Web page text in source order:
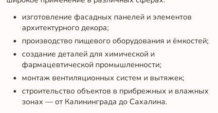
изготовление фасадных панелей и элементов
архитектурного декора;
производство пищевого оборудования и ёмкостей;
создание деталей для химической и
фармацевтической промышленности;
монтаж вентиляционных систем и вытяжек;
строительство объектов в прибрежных и влажных
зонах — от Калининграда до Сахалина.